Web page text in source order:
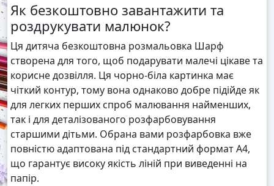
Як безкоштовно завантажити та
роздрукувати малюнок?
Ця дитяча безкоштовна розмальовка Шарф
створена для того, щоб подарувати малечі цікаве та
корисне дозвілля. Ця чорно-біла картинка має
чіткий контур, тому вона однаково добре підійде як
для легких перших спроб малювання найменших,
так і для деталізованого розфарбовування
старшими дітьми. Обрана вами розфарбовка вже
повністю адаптована під стандартний формат А4,
що гарантує високу якість ліній при виведенні на
папір.